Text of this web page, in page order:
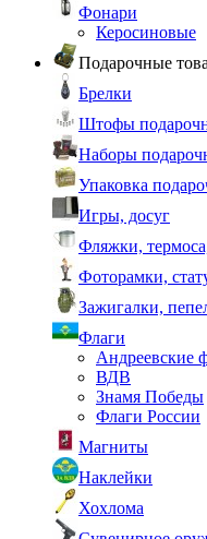
Фонари
Керосиновые
Подарочные
Брелки
Штофы
Наборы
Упаковка
Игры, досуг
Фляжки,
Фоторамки,
Зажигалки,
Флаги
Андреевские
ВДВ
Знамя Победы
Флаги России
Магниты
Наклейки
Хохлома